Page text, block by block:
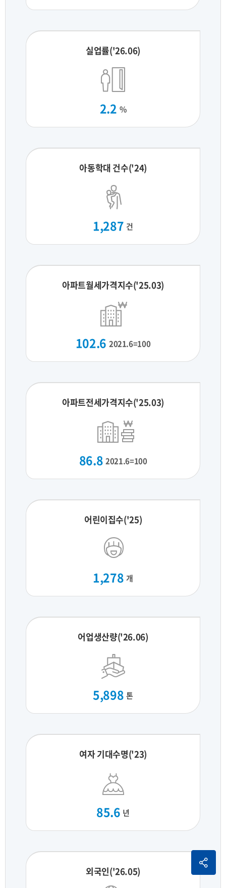
실업률('26.06)
2.2 %
아동학대 건수('24)
1,287 건
아파트월세가격지수('25.03)
102.6 2021.6=100
아파트전세가격지수('25.03)
86.8 2021.6=100
어린이집수('25)
1,278 개
어업생산량('26.06)
5,898 톤
여자 기대수명('23)
85.6 년
외국인('26.05)